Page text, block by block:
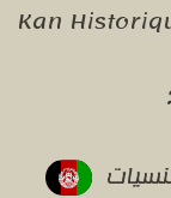
Kan